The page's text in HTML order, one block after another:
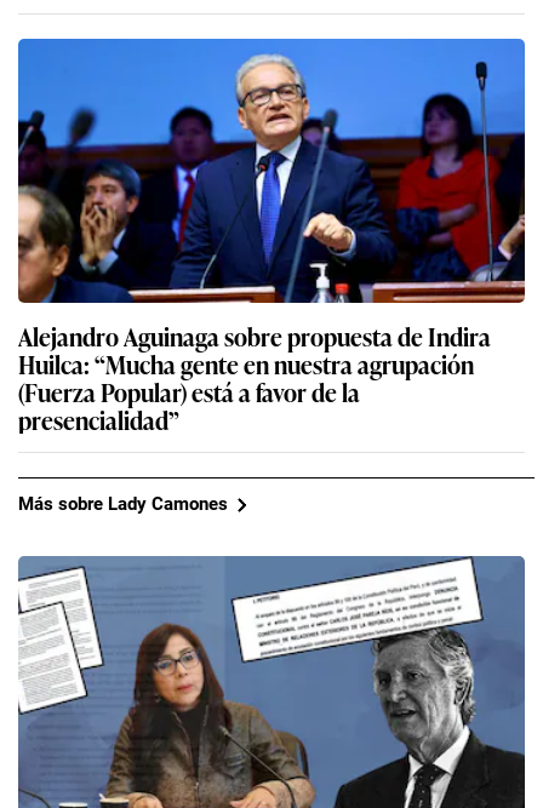
Alejandro Aguinaga sobre propuesta de Indira
Huilca: “Mucha gente en nuestra agrupación
(Fuerza Popular) está a favor de la
presencialidad”
Más sobre Lady Camones